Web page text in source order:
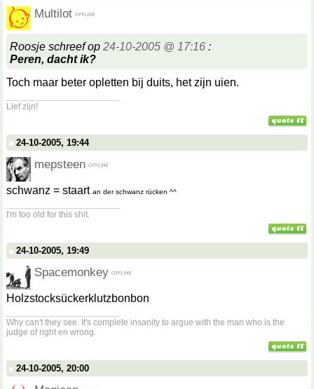
Multilot
Roosje schreef op 24-10-2005 @ 17:16 :
Peren, dacht ik?
Toch maar beter opletten bij duits, het zijn uien.
Lief zijn!
24-10-2005, 19:44
mepsteen
schwanz = staart an der schwanz rücken ^^
I'm too old for this shit.
24-10-2005, 19:49
Spacemonkey
Holzstocksückerklutzbonbon
Why can't they see. It's complete insanity to argue with the man who is the
judge of right en wrong.
24-10-2005, 20:00